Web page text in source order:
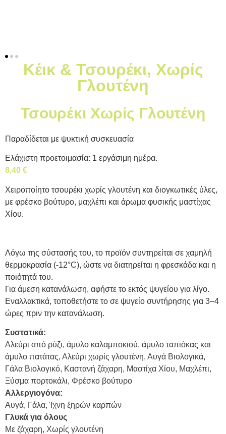
Κέικ & Τσουρέκι, Χωρίς
Γλουτένη
Τσουρέκι Χωρίς Γλουτένη
Παραδίδεται με ψυκτική συσκευασία
Ελάχιστη προετοιμασία: 1 εργάσιμη ημέρα.
8,40 €
Χειροποίητο τσουρέκι χωρίς γλουτένη και διογκωτικές ύλες,
με φρέσκο βούτυρο, μαχλέπι και άρωμα φυσικής μαστίχας
Χίου.
Λόγω της σύστασής του, το προϊόν συντηρείται σε χαμηλή
θερμοκρασία (-12°C), ώστε να διατηρείται η φρεσκάδα και η
ποιότητά του.
Για άμεση κατανάλωση, αφήστε το εκτός ψυγείου για λίγο.
Εναλλακτικά, τοποθετήστε το σε ψυγείο συντήρησης για 3–4
ώρες πριν την κατανάλωση.
Συστατικά:
Αλεύρι από ρύζι, άμυλο καλαμποκιού, άμυλο ταπιόκας και
άμυλο πατάτας, Αλεύρι χωρίς γλουτένη, Αυγά Βιολογικά,
Γάλα Βιολογικό, Καστανή ζάχαρη, Μαστίχα Χίου, Μαχλέπι,
Ξύσμα πορτοκάλι, Φρέσκο βούτυρο
Αλλεργιογόνα:
Αυγά, Γάλα, Ίχνη ξηρών καρπών
Γλυκά για όλους
Με ζάχαρη, Χωρίς γλουτένη